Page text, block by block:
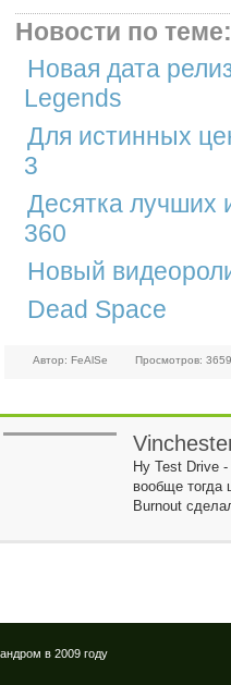
Новости по теме:
Новая дата
Legends
Для истинных
3
Десятка лучших
360
Новый
Dead Space
Автор: FeAlSe Просмотров: 3659
Ну Test Drive
вообще тогда
Burnout
в 2009 году